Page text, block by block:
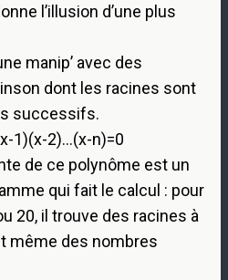
l’illusion d’une plus
manip’ avec des
dont les racines sont
successifs.
1)(x-2)…(x-n)=0
de ce polynôme est un
qui fait le calcul : pour
20, il trouve des racines à
même des nombres